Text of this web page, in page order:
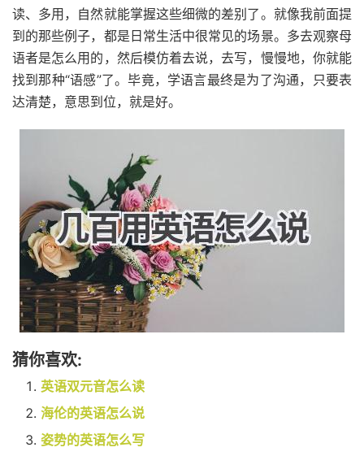
读、多用，自然就能掌握这些细微的差别了。就像我前面提
到的那些例子，都是日常生活中很常见的场景。多去观察母
语者是怎么用的，然后模仿着去说，去写，慢慢地，你就能
找到那种“语感”了。毕竟，学语言最终是为了沟通，只要表
达清楚，意思到位，就是好。
猜你喜欢:
英语双元音怎么读
海伦的英语怎么说
姿势的英语怎么写